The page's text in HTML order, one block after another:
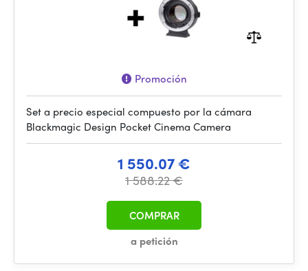
Promoción
Set a precio especial compuesto por la cámara
Blackmagic Design Pocket Cinema Camera
1 550.07 €
1 588.22 €
a petición
COMPRAR